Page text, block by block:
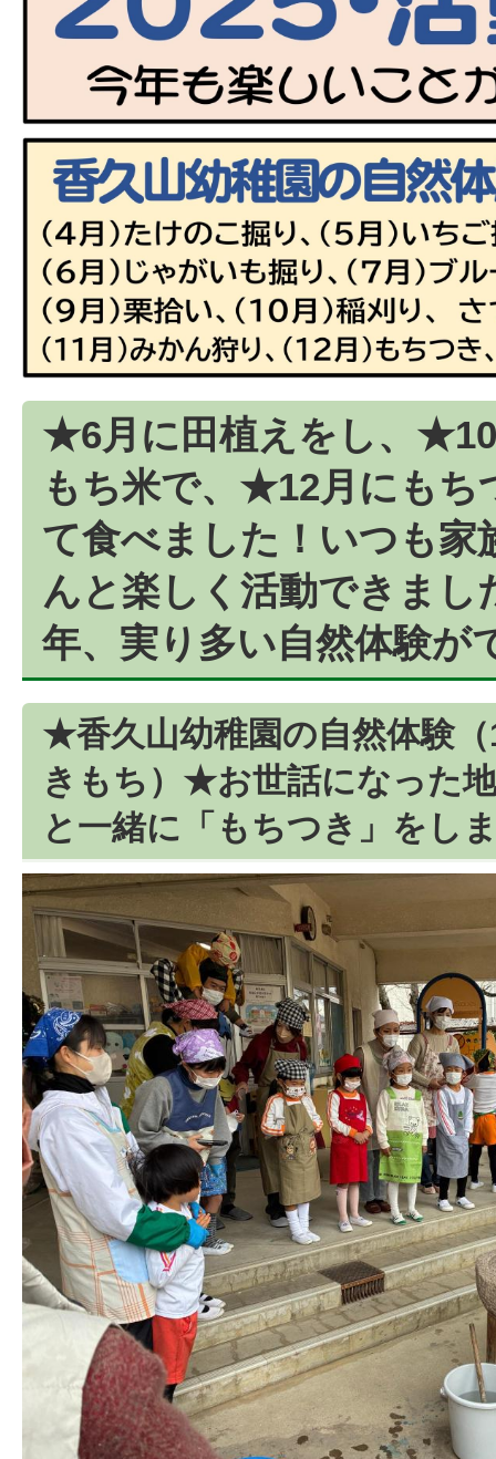
★6月に田植えをし、
もち米で、★12月にもち
て食べました！いつも家
んと楽しく活動できまし
年、実り多い自然体験が
★香久山幼稚園の自然体験
きもち）★お世話になった
と一緒に「もちつき」をし